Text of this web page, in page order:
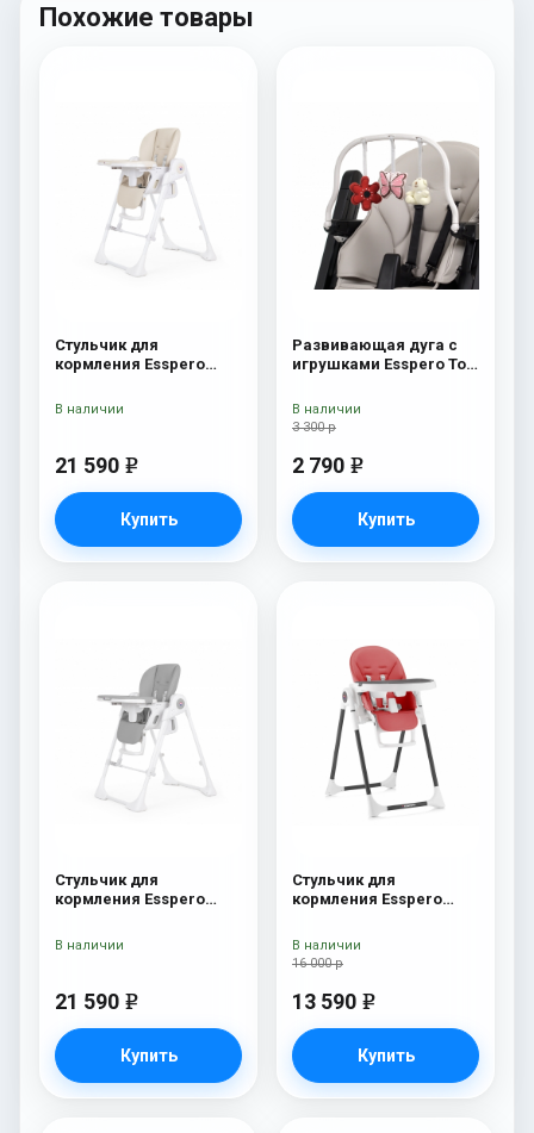
Похожие товары
Стульчик для
кормления Esspero
21 590 e
Купить
В наличии
Развивающая дуга с
игрушками Esspero Toy
Butterfly
3 300 р
2 790 e
Купить
В наличии
Стульчик для
кормления Esspero
21 590 e
Купить
В наличии
Стульчик для
кормления Esspero
16 000 р
13 590 e
Купить
В наличии